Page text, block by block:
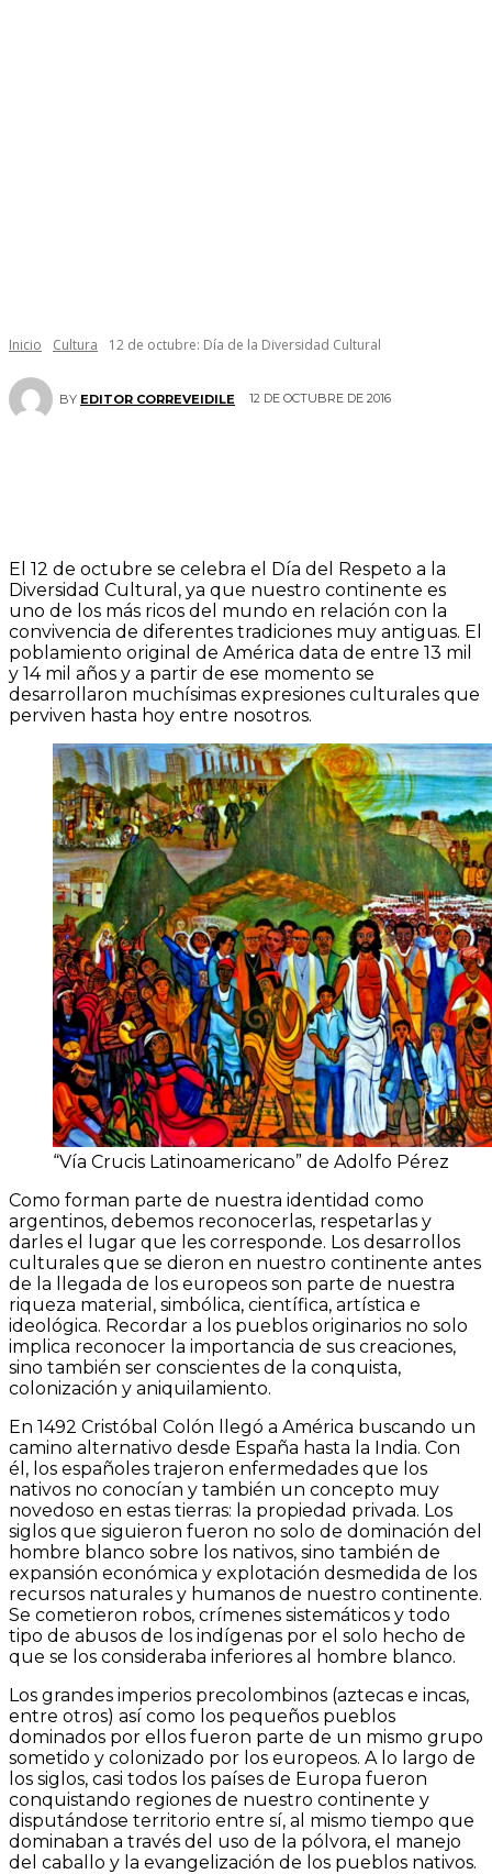
Inicio Cultura 12 de octubre: Día de la Diversidad Cultural
BY EDITOR CORREVEIDILE 12 DE OCTUBRE DE 2016
El 12 de octubre se celebra el Día del Respeto a la
Diversidad Cultural, ya que nuestro continente es
uno de los más ricos del mundo en relación con la
convivencia de diferentes tradiciones muy antiguas. El
poblamiento original de América data de entre 13 mil
y 14 mil años y a partir de ese momento se
desarrollaron muchísimas expresiones culturales que
perviven hasta hoy entre nosotros.
“Vía Crucis Latinoamericano” de Adolfo Pérez
Como forman parte de nuestra identidad como
argentinos, debemos reconocerlas, respetarlas y
darles el lugar que les corresponde. Los desarrollos
culturales que se dieron en nuestro continente antes
de la llegada de los europeos son parte de nuestra
riqueza material, simbólica, científica, artística e
ideológica. Recordar a los pueblos originarios no solo
implica reconocer la importancia de sus creaciones,
sino también ser conscientes de la conquista,
colonización y aniquilamiento.
En 1492 Cristóbal Colón llegó a América buscando un
camino alternativo desde España hasta la India. Con
él, los españoles trajeron enfermedades que los
nativos no conocían y también un concepto muy
novedoso en estas tierras: la propiedad privada. Los
siglos que siguieron fueron no solo de dominación del
hombre blanco sobre los nativos, sino también de
expansión económica y explotación desmedida de los
recursos naturales y humanos de nuestro continente.
Se cometieron robos, crímenes sistemáticos y todo
tipo de abusos de los indígenas por el solo hecho de
que se los consideraba inferiores al hombre blanco.
Los grandes imperios precolombinos (aztecas e incas,
entre otros) así como los pequeños pueblos
dominados por ellos fueron parte de un mismo grupo
sometido y colonizado por los europeos. A lo largo de
los siglos, casi todos los países de Europa fueron
conquistando regiones de nuestro continente y
disputándose territorio entre sí, al mismo tiempo que
dominaban a través del uso de la pólvora, el manejo
del caballo y la evangelización de los pueblos nativos.